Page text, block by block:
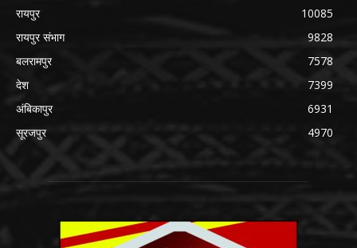
रायपुर
10085
रायपुर संभाग
9828
बलरामपुर
7578
देश
7399
अंबिकापुर
6931
सूरजपुर
4970